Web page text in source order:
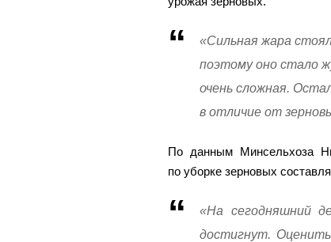
«Сильная жара
поэтому оно стало
очень сложная.
в отличие от
По данным Минсельхоза
по уборке зерновых
«На сегодняшний
достигнут.